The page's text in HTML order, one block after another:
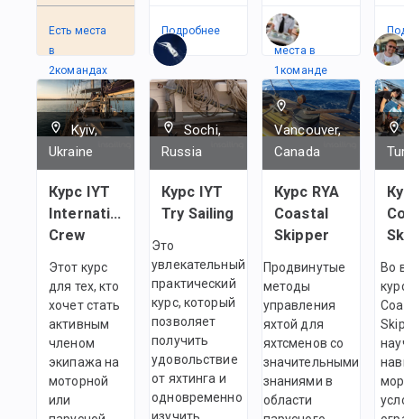
Есть места
в
2командах
Подробнее
Есть
места в
1командe
Kyiv,
Ukraine
Курс IYT
International
Crew
Этот курс
для тех, кто
хочет стать
активным
членом
экипажа на
моторной
или
Sochi,
Russia
Курс IYT
Try Sailing
Это
увлекательный
практический
курс, который
позволяет
получить
удовольствие
от яхтинга и
одновременно
Vancouver,
Canada
Курс RYA
Coastal
Skipper
Продвинутые
методы
управления
яхтой для
яхтсменов со
значительными
знаниями в
области
Во